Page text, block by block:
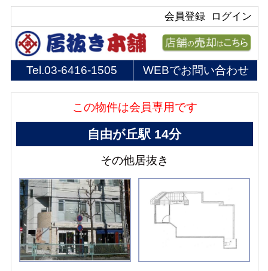
ログイン
会員登録
Tel.03-6416-1505 WEBでお問い合わせ
この物件は会員専用です
自由が丘駅 14分
その他居抜き